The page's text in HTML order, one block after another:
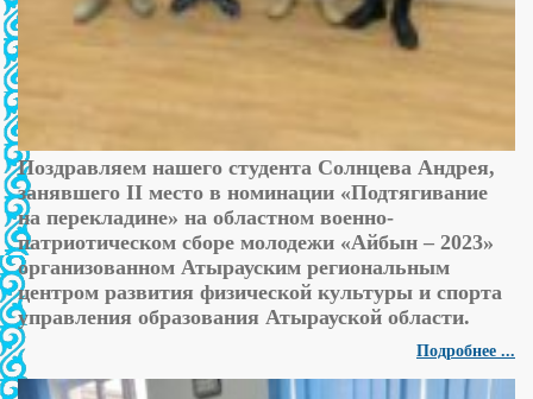
Поздравляем нашего студента Солнцева Андрея,
занявшего ІІ место в номинации «Подтягивание
на перекладине» на областном военно-
патриотическом сборе молодежи «Айбын – 2023»
организованном Атырауским региональным
центром развития физической культуры и спорта
управления образования Атырауской области.
Подробнее ...